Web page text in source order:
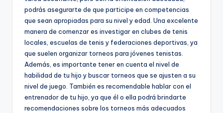
podrás asegurarte de que participe en competencias
que sean apropiadas para su nivel y edad. Una excelente
manera de comenzar es investigar en clubes de tenis
locales, escuelas de tenis y federaciones deportivas, ya
que suelen organizar torneos para jóvenes tenistas.
Además, es importante tener en cuenta el nivel de
habilidad de tu hijo y buscar torneos que se ajusten a su
nivel de juego. También es recomendable hablar con el
entrenador de tu hijo, ya que él o ella podrá brindarte
recomendaciones sobre los torneos más adecuados